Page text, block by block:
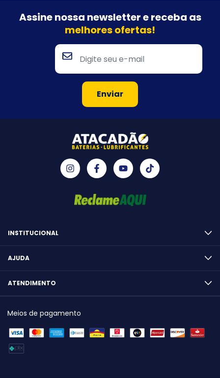
Assine nossa newsletter ereceba as
melhores ofertas!
INSTITUCIONAL
AJUDA
ATENDIMENTO
Meios de pagamento